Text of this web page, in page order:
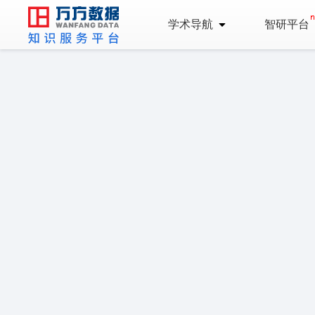
学术导航 智研平台